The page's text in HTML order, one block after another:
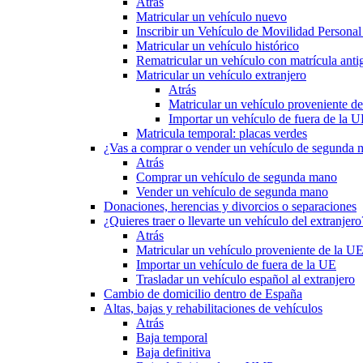
Matricular un vehículo nuevo
Inscribir un Vehículo de Movilidad
Matricular un vehículo histórico
Rematricular un vehículo con matrícula
Matricular un vehículo extranjero
Atrás
Matricular un vehículo proveniente
Importar un vehículo de fuera de la
Matricula temporal: placas verdes
¿Vas a comprar o vender un vehículo de segunda
Atrás
Comprar un vehículo de segunda mano
Vender un vehículo de segunda mano
Donaciones, herencias y divorcios o separaciones
¿Quieres traer o llevarte un vehículo del
Atrás
Matricular un vehículo proveniente de la UE
Importar un vehículo de fuera de la UE
Trasladar un vehículo español al extranjero
Cambio de domicilio dentro de España
Altas, bajas y rehabilitaciones de vehículos
Atrás
Baja temporal
Baja definitiva